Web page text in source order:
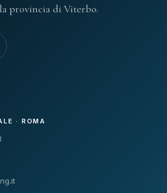
provincia di Viterbo.
· ROMA